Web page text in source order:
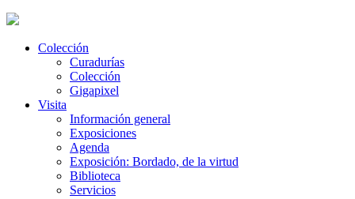
Colección
Curadurías
Colección
Gigapixel
Visita
Información general
Exposiciones
Agenda
Exposición: Bordado, de la virtud
Biblioteca
Servicios